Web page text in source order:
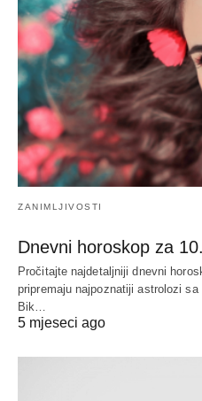
ZANIMLJIVOSTI
Dnevni horoskop za
Pročitajte najdetaljniji dnevni
pripremaju najpoznatiji astrolozi sa
Bik…
5 mjeseci ago